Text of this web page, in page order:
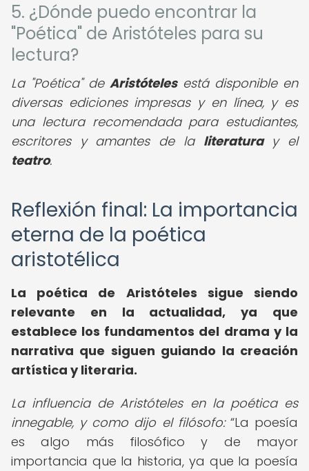
5. ¿Dónde puedo encontrar la
"Poética" de Aristóteles para su
lectura?
La "Poética" de Aristótelesestá disponible en
diversas ediciones impresas y en línea, y es
una lectura recomendada para estudiantes,
escritores y amantes de la literaturay el
teatro.
Reflexión final: La importancia
eterna de la poética
aristotélica
La poética de Aristóteles sigue siendo
relevante en la actualidad, ya que
establece los fundamentos del drama y la
narrativa que siguen guiando la creación
artística y literaria.
La influencia de Aristóteles en la poética es
innegable, y como dijo el filósofo: La poesía
es algo más filosófico y de mayor
importancia que la historia, ya que la poesía